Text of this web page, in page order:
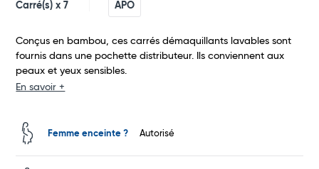
Commander
Carré(s) x 7 APO
Conçus en bambou, ces carrés démaquillants lavables sont
fournis dans une pochette distributeur. Ils conviennent aux
peaux et yeux sensibles.
En savoir +
Femme enceinte ? Autorisé